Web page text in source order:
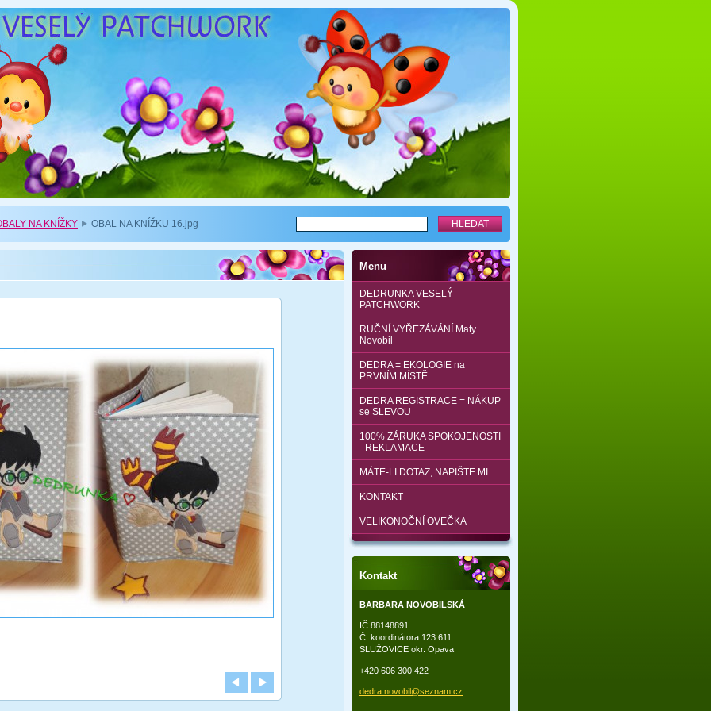
NA KNÍŽKY OBAL NA KNÍŽKU 16.jpg
Menu
DEDRUNKA VESELÝ
PATCHWORK
RUČNÍ VYŘEZÁVÁNÍ Maty
Novobil
DEDRA = EKOLOGIE na
PRVNÍM MÍSTĚ
DEDRA REGISTRACE = NÁKUP
se SLEVOU
100% ZÁRUKA SPOKOJENOSTI
- REKLAMACE
MÁTE-LI DOTAZ, NAPIŠTE MI
KONTAKT
VELIKONOČNÍ OVEČKA
Kontakt
BARBARA NOVOBILSKÁ
IČ 88148891
Č. koordinátora 123 611
SLUŽOVICE okr. Opava
+420 606 300 422
dedra.novobil@seznam.cz